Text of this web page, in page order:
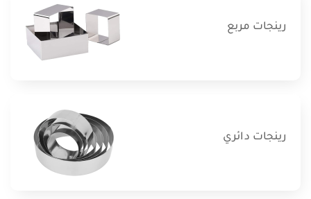
رينجات مربع
رينجات دائري